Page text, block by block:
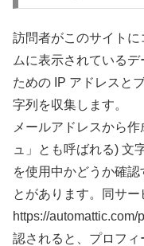
訪問者がこのサイト
ムに表示されている
ための IP アドレスと
字列を収集します。
メールアドレスから
ュ」とも呼ばれる) 文
を使用中かどうか確
とがあります。同サ
https://
認されると、プロフ